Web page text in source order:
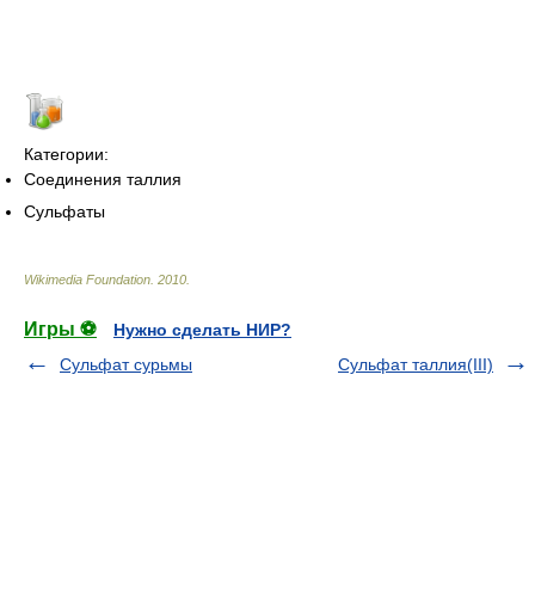
Категории:
Соединения таллия
Сульфаты
Wikimedia Foundation 2010
Игры ⚽
Нужно сделать НИР?
Сульфат сурьмы
Сульфат таллия(III)